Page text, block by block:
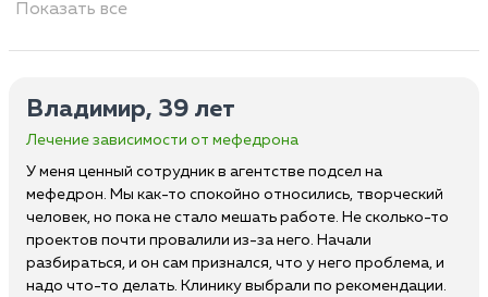
Показать все
Владимир, 39 лет
Лечение зависимости от мефедрона
У меня ценный сотрудник в агентстве подсел на
мефедрон. Мы как-то спокойно относились, творческий
человек, но пока не стало мешать работе. Не сколько-то
проектов почти провалили из-за него. Начали
разбираться, и он сам признался, что у него проблема, и
надо что-то делать. Клинику выбрали по рекомендации.